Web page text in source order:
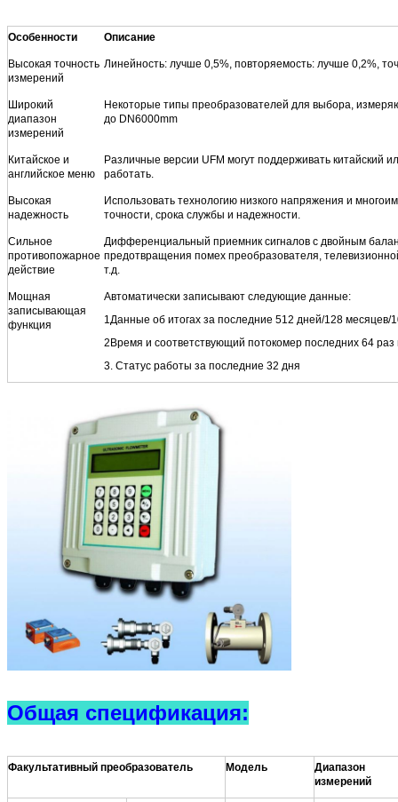
Особенности Описание
Высокая точность
измерений
Линейность: лучше 0,5%, повторяемость: лучше 0,2%,
Широкий
диапазон
измерений
Некоторые типы преобразователей для выбора,
до DN6000mm
Китайское и
английское меню
Различные версии UFM могут поддерживать китайский
работать.
Высокая
надежность
Использовать технологию низкого напряжения и
точности, срока службы и надежности.
Сильное
противопожарное
действие
Дифференциальный приемник сигналов с двойным
предотвращения помех преобразователя,
т.д.
Мощная
записывающая
функция
Автоматически записывают следующие данные:
1Данные об итогах за последние 512 дней/128 месяцев/
2Время и соответствующий потокомер последних 64
3. Статус работы за последние 32 дня
Общая спецификация:
Факультативный преобразователь Модель
Диапазон
измерений